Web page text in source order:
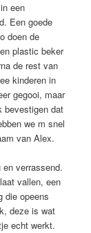
een
Een goede
doen de
plastic beker
de rest van
kinderen in
gegooi, maar
bevestigen dat
we m snel
van Alex.
verrassend.
vallen, een
die opeens
deze is wat
echt werkt.